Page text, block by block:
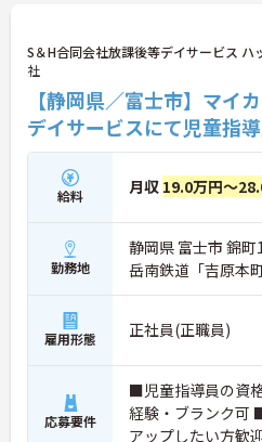
S＆H合同会社放課後等デイサービス ハ
社
【静岡県／富士市】マイ
デイサービスにて児童指
給料 月収 19.0万円～
勤務地
静岡県 富士市 錦町
岳南鉄道「吉原本
雇用形態 正社員(正職員)
応募要件
■児童指導員の資
経験・ブランク可
アップしたい方歓